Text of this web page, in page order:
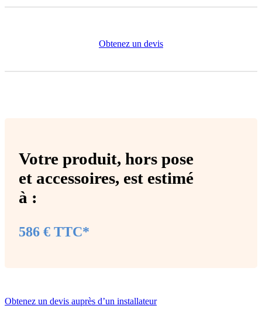
Obtenez un devis
Votre produit, hors pose
et accessoires, est estimé
à :
586 € TTC*
Obtenez un devis auprès d’un installateur